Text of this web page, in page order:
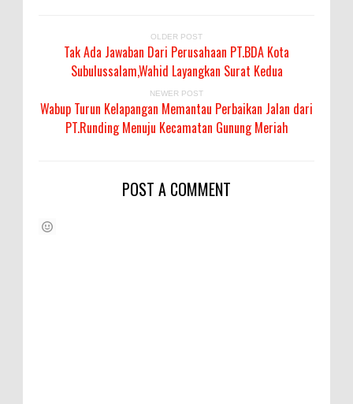
OLDER POST
Tak Ada Jawaban Dari Perusahaan PT.BDA Kota
Subulussalam,Wahid Layangkan Surat Kedua
NEWER POST
Wabup Turun Kelapangan Memantau Perbaikan Jalan dari
PT.Runding Menuju Kecamatan Gunung Meriah
POST A COMMENT